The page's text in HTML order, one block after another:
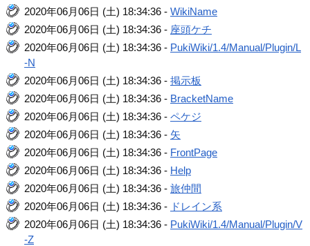
2020年06月06日 (土) 18:34:36 -WikiName
2020年06月06日 (土) 18:34:36 - 座頭ケチ
2020年06月06日 (土) 18:34:36 - PukiWiki/1.4/Manual/Plugin/L
-N
2020年06月06日 (土) 18:34:36 -掲示板
2020年06月06日 (土) 18:34:36 - BracketName
2020年06月06日 (土) 18:34:36 -ペケジ
2020年06月06日 (土) 18:34:36 - 矢
2020年06月06日 (土) 18:34:36 - FrontPage
2020年06月06日 (土) 18:34:36 - Help
2020年06月06日 (土) 18:34:36 -旅仲間
2020年06月06日 (土) 18:34:36 - ドレイン系
2020年06月06日 (土) 18:34:36 - PukiWiki/1.4/Manual/Plugin/V
-Z